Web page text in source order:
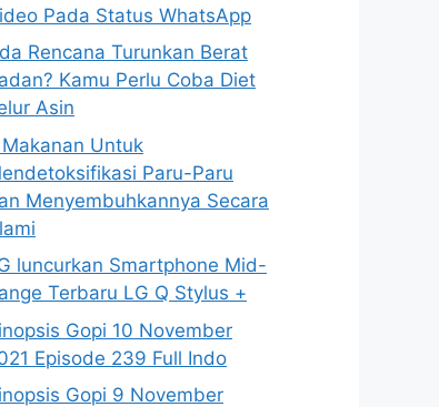
Pada Status WhatsApp
Rencana Turunkan Berat
Kamu Perlu Coba Diet
Asin
Untuk
Paru-Paru
Menyembuhkannya Secara
luncurkan Smartphone Mid-
Terbaru LG Q Stylus +
Gopi 10 November
Episode 239 Full Indo
Gopi 9 November